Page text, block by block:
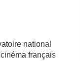
national
français